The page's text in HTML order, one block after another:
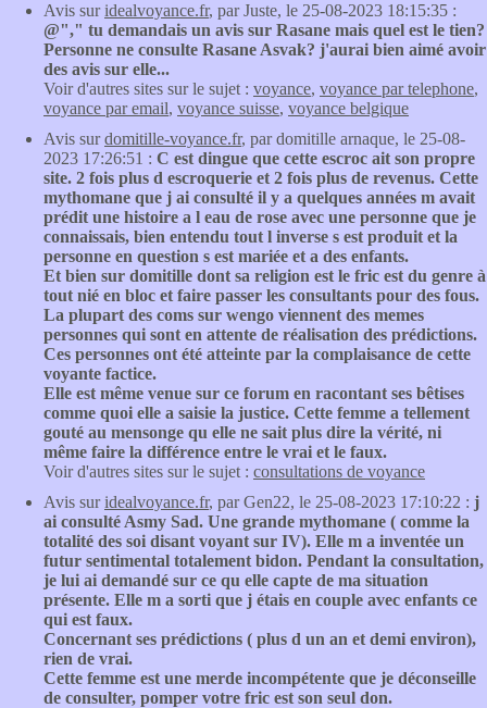
Avis suridealvoyance.fr, par Juste, le 25-08-2023 18:15:35 :
@"," tu demandais un avis sur Rasane mais quel est le tien?
Personne ne consulte Rasane Asvak? j'aurai bien aimé avoir
des avis sur elle...
Voir d'autres sites sur le sujet : voyance, voyance par telephone,
voyance par email, voyance suisse, voyance belgique
Avis surdomitille-voyance.fr, par domitille arnaque, le 25-08-
2023 17:26:51 : C est dingue que cette escroc ait son propre
site. 2 fois plus d escroquerie et 2 fois plus de revenus. Cette
mythomane que j ai consulté il y a quelques années m avait
prédit une histoire a l eau de rose avec une personne que je
connaissais, bien entendu tout l inverse s est produit et la
personne en question s est mariée et a des enfants.
Et bien sur domitille dont sa religion est le fric est du genre à
tout nié en bloc et faire passer les consultants pour des fous.
La plupart des coms sur wengo viennent des memes
personnes qui sont en attente de réalisation des prédictions.
Ces personnes ont été atteinte par la complaisance de cette
voyante factice.
Elle est même venue sur ce forum en racontant ses bêtises
comme quoi elle a saisie la justice. Cette femme a tellement
gouté au mensonge qu elle ne sait plus dire la vérité, ni
même faire la différence entre le vrai et le faux.
Voir d'autres sites sur le sujet : consultations de voyance
Avis suridealvoyance.fr, par Gen22, le 25-08-2023 17:10:22 : j
ai consulté Asmy Sad. Une grande mythomane ( comme la
totalité des soi disant voyant sur IV). Elle m a inventée un
futur sentimental totalement bidon. Pendant la consultation,
je lui ai demandé sur ce qu elle capte de ma situation
présente. Elle m a sorti que j étais en couple avec enfants ce
qui est faux.
Concernant ses prédictions ( plus d un an et demi environ),
rien de vrai.
Cette femme est une merde incompétente que je déconseille
de consulter, pomper votre fric est son seul don.